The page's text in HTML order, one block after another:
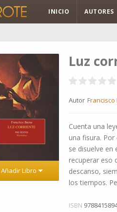
INICIO AUTORES
Añadir Libro
Luz
Autor Francisco
Cuenta una
una fisura.
se disuelve en
recuperar eso
descanso,
los tiempos.
ISBN